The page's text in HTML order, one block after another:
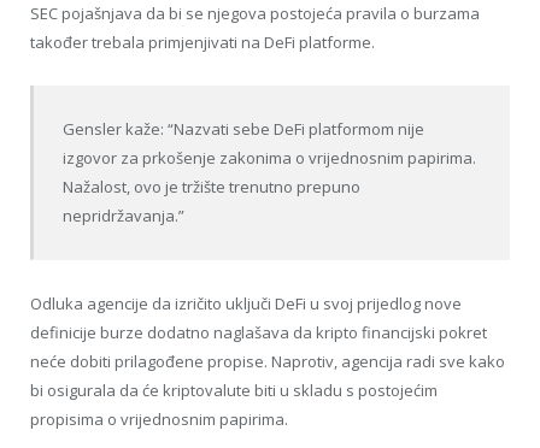
SEC pojašnjava da bi se njegova postojeća pravila o burzama
također trebala primjenjivati ​​na DeFi platforme.
Gensler kaže: “Nazvati sebe DeFi platformom nije
izgovor za prkošenje zakonima o vrijednosnim papirima.
Nažalost, ovo je tržište trenutno prepuno
nepridržavanja.”
Odluka agencije da izričito uključi DeFi u svoj prijedlog nove
definicije burze dodatno naglašava da kripto financijski pokret
neće dobiti prilagođene propise. Naprotiv, agencija radi sve kako
bi osigurala da će kriptovalute biti u skladu s postojećim
propisima o vrijednosnim papirima.